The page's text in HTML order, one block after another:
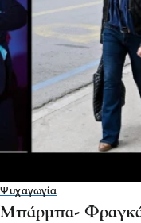
Ψυχαγωγία
Μπάρμπα-